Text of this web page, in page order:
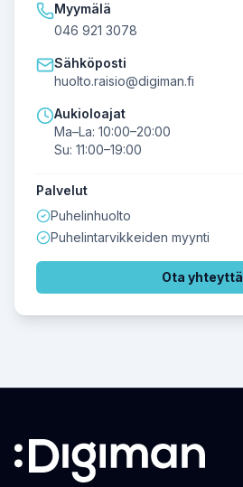
Myymälä
046 921 3078
Sähköposti
huolto.raisio@digiman.fi
Aukioloajat
Ma–La: 10:00–20:00
Su: 11:00–19:00
Palvelut
Puhelinhuolto
Puhelintarvikkeiden myynti
Ota yhteyttä